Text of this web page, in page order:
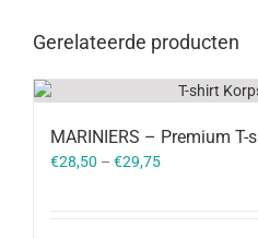
Gerelateerde producten
MARINIERS – Premium T-
€28,50 – €29,75